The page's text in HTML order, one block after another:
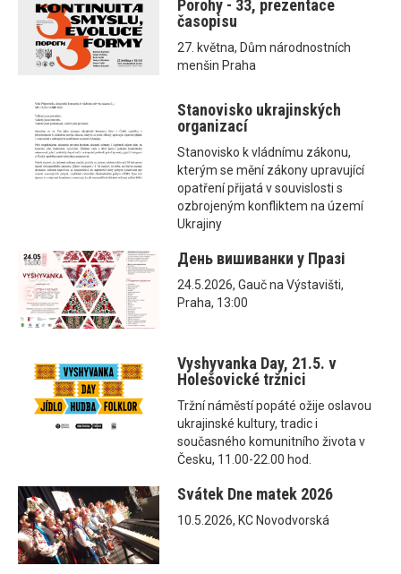
Porohy - 33, prezentace
časopisu
27. května, Dům národnostních
menšin Praha
Stanovisko ukrajinských
organizací
Stanovisko k vládnímu zákonu,
kterým se mění zákony upravující
opatření přijatá v souvislosti s
ozbrojeným konfliktem na území
Ukrajiny
День вишиванки у Празі
24.5.2026, Gauč na Výstavišti,
Praha, 13:00
Vyshyvanka Day, 21.5. v
Holešovické tržnici
Tržní náměstí popáté ožije oslavou
ukrajinské kultury, tradic i
současného komunitního života v
Česku, 11.00-22.00 hod.
Svátek Dne matek 2026
10.5.2026, KC Novodvorská